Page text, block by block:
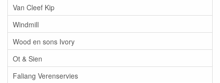
Van Cleef Kip
Windmill
Wood en sons Ivory
Ot & Sien
Faliang Verenservies